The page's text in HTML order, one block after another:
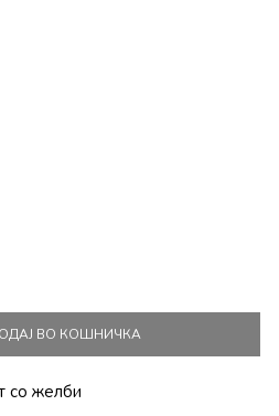
ВО КОШНИЧКА
со желби